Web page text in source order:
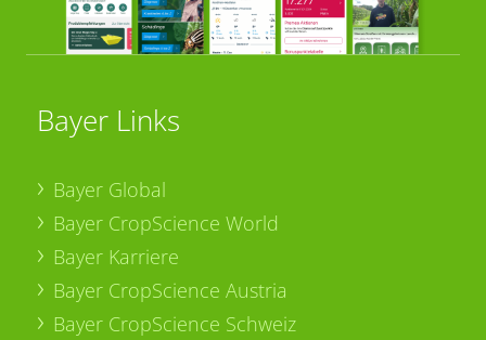
Bayer Links
Bayer Global
Bayer CropScience World
Bayer Karriere
Bayer CropScience Austria
Bayer CropScience Schweiz